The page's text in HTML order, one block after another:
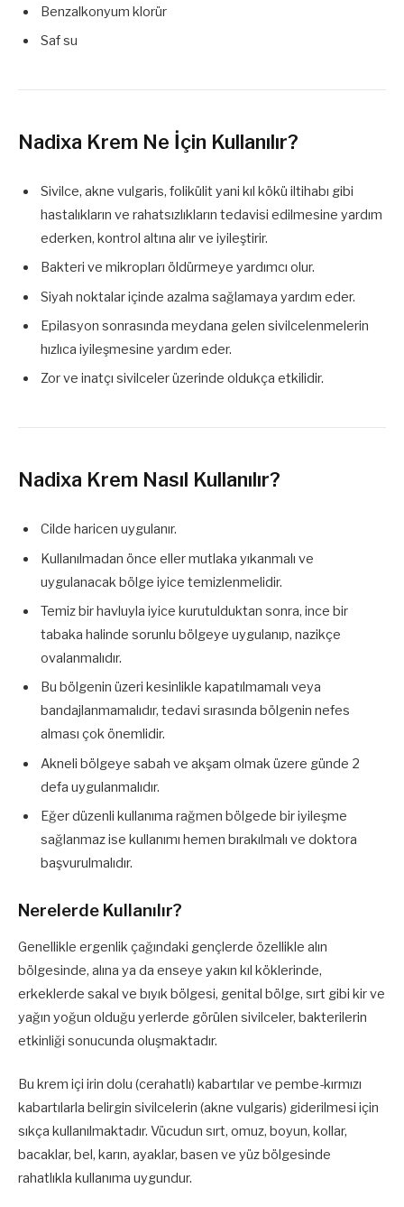
Benzalkonyum klorür
Saf su
Nadixa Krem Ne İçin Kullanılır?
Sivilce, akne vulgaris, folikülit yani kıl kökü iltihabı gibi
hastalıkların ve rahatsızlıkların tedavisi edilmesine yardım
ederken, kontrol altına alır ve iyileştirir.
Bakteri ve mikropları öldürmeye yardımcı olur.
Siyah noktalar içinde azalma sağlamaya yardım eder.
Epilasyon sonrasında meydana gelen sivilcelenmelerin
hızlıca iyileşmesine yardım eder.
Zor ve inatçı sivilceler üzerinde oldukça etkilidir.
Nadixa Krem Nasıl Kullanılır?
Cilde haricen uygulanır.
Kullanılmadan önce eller mutlaka yıkanmalı ve
uygulanacak bölge iyice temizlenmelidir.
Temiz bir havluyla iyice kurutulduktan sonra, ince bir
tabaka halinde sorunlu bölgeye uygulanıp, nazikçe
ovalanmalıdır.
Bu bölgenin üzeri kesinlikle kapatılmamalı veya
bandajlanmamalıdır, tedavi sırasında bölgenin nefes
alması çok önemlidir.
Akneli bölgeye sabah ve akşam olmak üzere günde 2
defa uygulanmalıdır.
Eğer düzenli kullanıma rağmen bölgede bir iyileşme
sağlanmaz ise kullanımı hemen bırakılmalı ve doktora
başvurulmalıdır.
Nerelerde Kullanılır?
Genellikle ergenlik çağındaki gençlerde özellikle alın
bölgesinde, alına ya da enseye yakın kıl köklerinde,
erkeklerde sakal ve bıyık bölgesi, genital bölge, sırt gibi kir ve
yağın yoğun olduğu yerlerde görülen sivilceler, bakterilerin
etkinliği sonucunda oluşmaktadır.
Bu krem içi irin dolu (cerahatlı) kabartılar ve pembe-kırmızı
kabartılarla belirgin sivilcelerin (akne vulgaris) giderilmesi için
sıkça kullanılmaktadır. Vücudun sırt, omuz, boyun, kollar,
bacaklar, bel, karın, ayaklar, basen ve yüz bölgesinde
rahatlıkla kullanıma uygundur.